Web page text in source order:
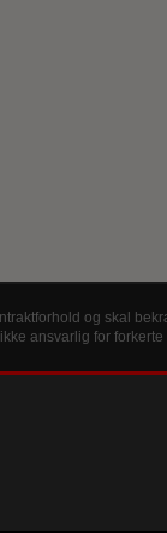
og skal
ansvarlig for forkerte